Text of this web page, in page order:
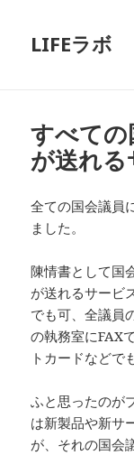
LIFEラボ
すべて
が送れる
全ての国会議員
ました。
陳情書として国
が送れるサービ
でも可、全議員
の執務室にFAX
トカードなどで
ふと思ったのが
は新製品や新サ
が、それの国会